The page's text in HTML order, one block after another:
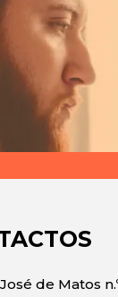
de Matos